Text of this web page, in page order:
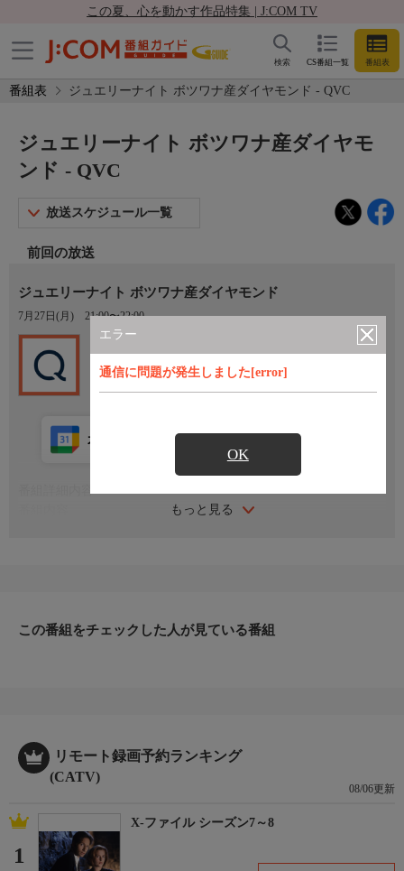
この夏、心を動かす作品特集 | J:COM TV
CS番組一覧 番組表
検索
番組表 ジュエリーナイト ボツワナ産ダイヤモンド - QVC
エラー
通信に問題が発生しました[error]
OK
ジュエリーナイト ボツワナ産ダイヤモ
ンド - QVC
放送スケジュール一覧
前回の放送
ジュエリーナイト ボツワナ産ダイヤモンド
7月27日(月) 21:00〜22:00
もっと見る
カレンダー登録 アプリ視聴
この番組をチェックした人が見ている番組
リモート録画予約ランキング
(CATV)
08/06更新
1
X-ファイル シーズン7～8